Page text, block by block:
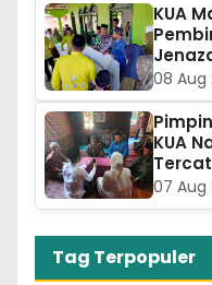
KUA
08 Aug
KUA
07 Aug
Tag Terpopuler